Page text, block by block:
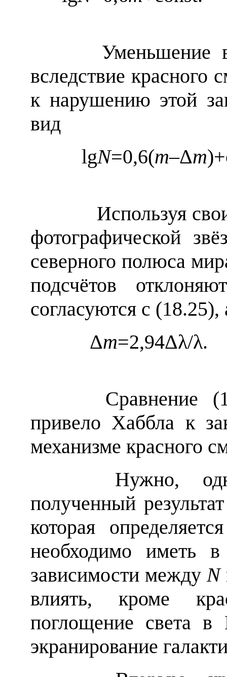
Уменьшение
вследствие красного
к нарушению этой
вид
lgN=0,6(m–Δm
Используя свои
фотографической
северного полюса
подсчётов
согласуются с (18.25),
Δm=2,94Δλ/
Сравнение
привело Хаббла к
механизме красного
Нужно,
полученный
которая
необходимо иметь
зависимости междуN
влиять, кроме
поглощение света в
экранирование